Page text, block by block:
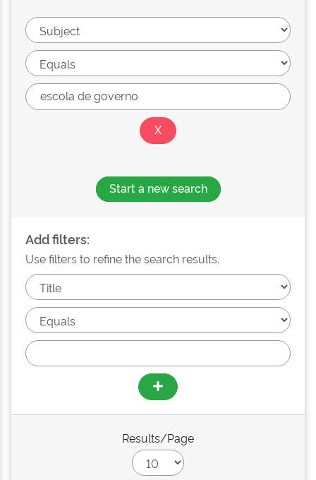
Start a new search
Add filters:
Use filters to refine the search results.
Results/Page